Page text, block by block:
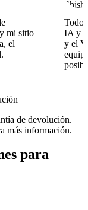
mi sitio
el
Todo
IA y
y el
de devolución.
más información.
para